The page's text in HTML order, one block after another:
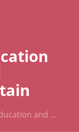
and …